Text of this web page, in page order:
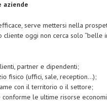
aziende
serve mettersi nella
cliente oggi non cerca solo “belle
partner e dipendenti;
fisico (uffici, sale, reception…);
con il territorio o il settore;
le ultime risorse